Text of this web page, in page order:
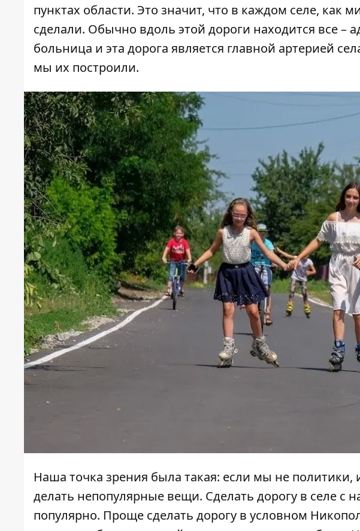
пунктах области. Это значит, что в каждом селе, как
сделали. Обычно вдоль этой дороги находится все –
больница и эта дорога является главной артерией
мы их построили.
Наша точка зрения была такая: если мы не политики,
делать непопулярные вещи. Сделать дорогу в селе с
популярно. Проще сделать дорогу в условном